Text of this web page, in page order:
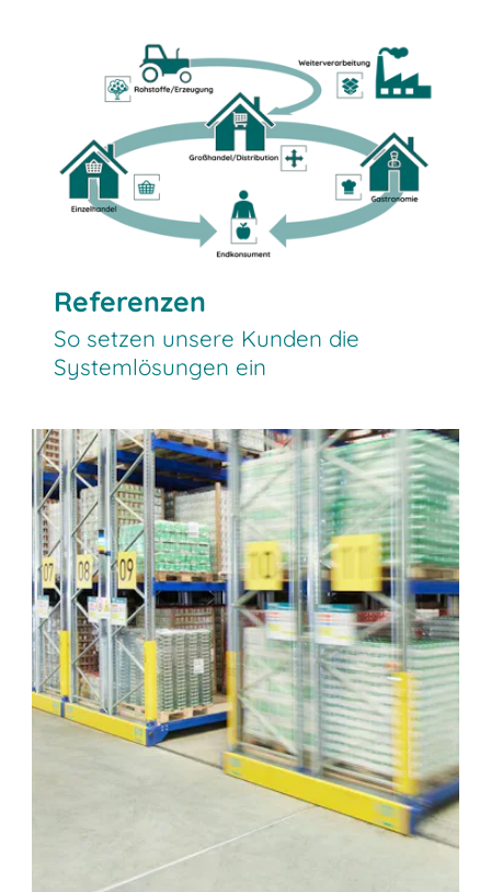
Referenzen
So setzen unsere Kunden die
Systemlösungen ein